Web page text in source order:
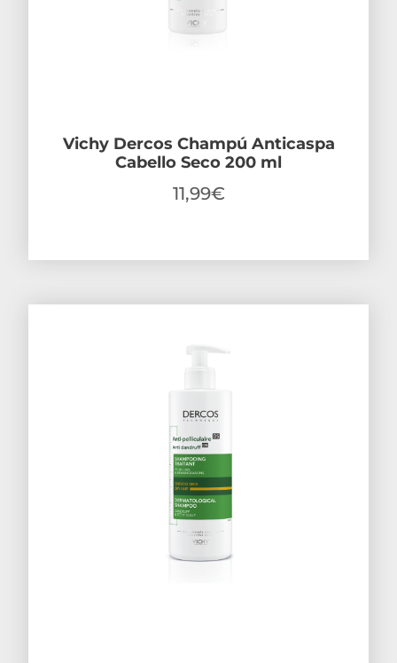
Vichy Dercos Champú Anticaspa
Cabello Seco 200 ml
11,99€